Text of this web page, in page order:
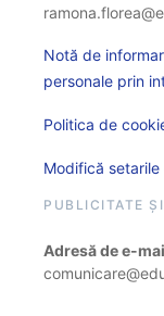
Notă de
personale prin
Politica de
Modifică
PUBLICITATE
Adresă de e-